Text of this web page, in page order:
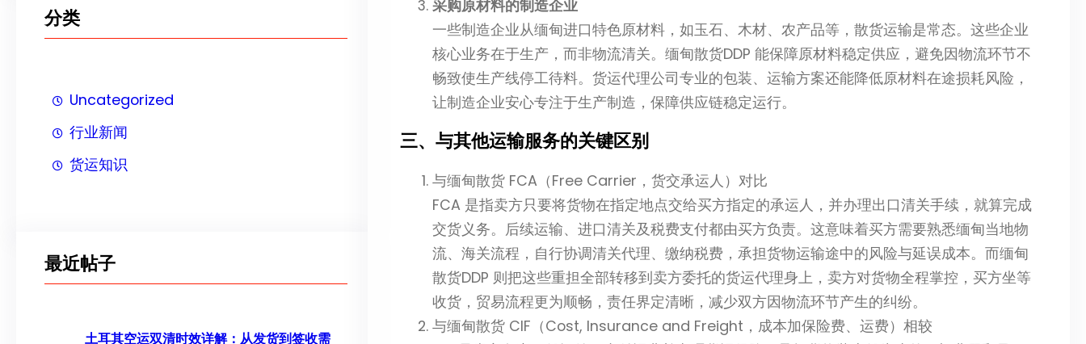
分类
Uncategorized
行业新闻
货运知识
最近帖子
土耳其空运双清时效详解：从发货到签收需
采购原材料的制造企业
一些制造企业从缅甸进口特色原材料，如玉石、木材、农产品等，散货运输是常态。这些企业
核心业务在于生产，而非物流清关。缅甸散货DDP 能保障原材料稳定供应，避免因物流环节不
畅致使生产线停工待料。货运代理公司专业的包装、运输方案还能降低原材料在途损耗风险，
让制造企业安心专注于生产制造，保障供应链稳定运行。
三、与其他运输服务的关键区别
与缅甸散货 FCA（Free Carrier，货交承运人）对比
FCA 是指卖方只要将货物在指定地点交给买方指定的承运人，并办理出口清关手续，就算完成
交货义务。后续运输、进口清关及税费支付都由买方负责。这意味着买方需要熟悉缅甸当地物
流、海关流程，自行协调清关代理、缴纳税费，承担货物运输途中的风险与延误成本。而缅甸
散货DDP 则把这些重担全部转移到卖方委托的货运代理身上，卖方对货物全程掌控，买方坐等
收货，贸易流程更为顺畅，责任界定清晰，减少双方因物流环节产生的纠纷。
与缅甸散货 CIF（Cost, Insurance and Freight，成本加保险费、运费）相较